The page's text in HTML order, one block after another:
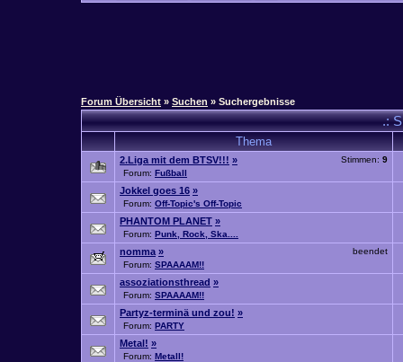
Forum Übersicht » Suchen » Suchergebnisse
.:
Thema
Stimmen: 9
2.Liga mit dem BTSV!!! »
Forum: Fußball
Jokkel goes 16 »
Forum: Off-Topic's Off-Topic
PHANTOM PLANET »
Forum: Punk, Rock, Ska....
beendet
nomma »
Forum: SPAAAAM!!
assoziationsthread »
Forum: SPAAAAM!!
Partyz-terminä und zou! »
Forum: PARTY
Metal! »
Forum: Metall!